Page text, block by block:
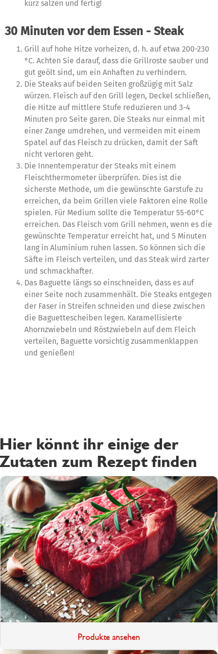
kurz salzen und fertig!
30 Minuten vor dem Essen - Steak
Grill auf hohe Hitze vorheizen, d. h. auf etwa 200-230
°C. Achten Sie darauf, dass die Grillroste sauber und
gut geölt sind, um ein Anhaften zu verhindern.
Die Steaks auf beiden Seiten großzügig mit Salz
würzen. Fleisch auf den Grill legen, Deckel schließen,
die Hitze auf mittlere Stufe reduzieren und 3-4
Minuten pro Seite garen. Die Steaks nur einmal mit
einer Zange umdrehen, und vermeiden mit einem
Spatel auf das Fleisch zu drücken, damit der Saft
nicht verloren geht.
Die Innentemperatur der Steaks mit einem
Fleischthermometer überprüfen. Dies ist die
sicherste Methode, um die gewünschte Garstufe zu
erreichen, da beim Grillen viele Faktoren eine Rolle
spielen. Für Medium sollte die Temperatur 55-60°C
erreichen. Das Fleisch vom Grill nehmen, wenn es die
gewünschte Temperatur erreicht hat, und 5 Minuten
lang in Aluminium ruhen lassen. So können sich die
Säfte im Fleisch verteilen, und das Steak wird zarter
und schmackhafter.
Das Baguette längs so einschneiden, dass es auf
einer Seite noch zusammenhält. Die Steaks entgegen
der Faser in Streifen schneiden und diese zwischen
die Baguettescheiben legen. Karamellisierte
Ahornzwiebeln und Röstzwiebeln auf dem Fleich
verteilen, Baguette vorsichtig zusammenklappen
und genießen!
Hier könnt ihr einige der
Zutaten zum Rezept finden
Produkte ansehen